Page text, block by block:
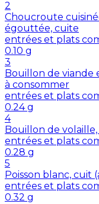
2
Choucroute
égouttée, cuite
entrées et plats
0.10 g
3
Bouillon de
à consommer
entrées et plats
0.24 g
4
Bouillon de
entrées et plats
0.28 g
5
Poisson blanc, cuit
entrées et plats
0.32 g